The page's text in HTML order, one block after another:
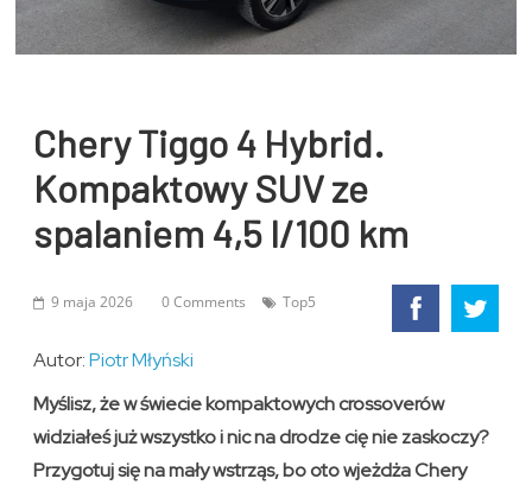
Chery Tiggo 4 Hybrid.
Kompaktowy SUV ze
spalaniem 4,5 l/100 km
9 maja 2026 0 Comments Top5
Autor:Piotr Młyński
Myślisz, że w świecie kompaktowych crossoverów
widziałeś już wszystko i nic na drodze cię nie zaskoczy?
Przygotuj się na mały wstrząs, bo oto wjeżdża Chery